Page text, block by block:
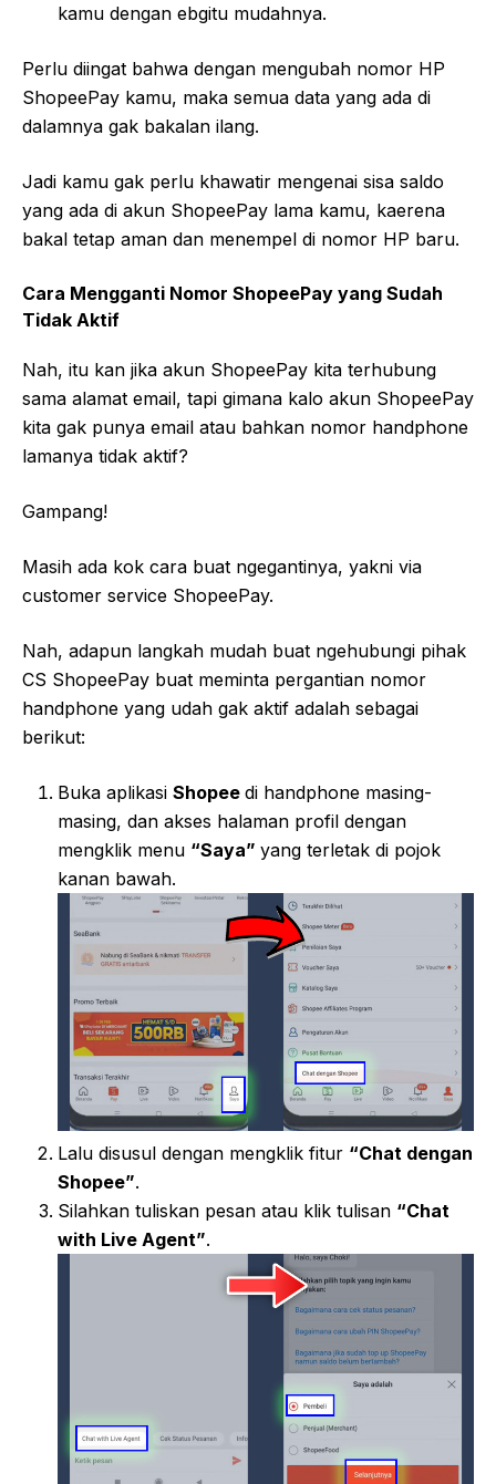
kamu dengan ebgitu mudahnya.
Perlu diingat bahwa dengan mengubah nomor HP
ShopeePay kamu, maka semua data yang ada di
dalamnya gak bakalan ilang.
Jadi kamu gak perlu khawatir mengenai sisa saldo
yang ada di akun ShopeePay lama kamu, kaerena
bakal tetap aman dan menempel di nomor HP baru.
Cara Mengganti Nomor ShopeePay yang Sudah
Tidak Aktif
Nah, itu kan jika akun ShopeePay kita terhubung
sama alamat email, tapi gimana kalo akun ShopeePay
kita gak punya email atau bahkan nomor handphone
lamanya tidak aktif?
Gampang!
Masih ada kok cara buat ngegantinya, yakni via
customer service ShopeePay.
Nah, adapun langkah mudah buat ngehubungi pihak
CS ShopeePay buat meminta pergantian nomor
handphone yang udah gak aktif adalah sebagai
berikut:
Buka aplikasi Shopee di handphone masing-
masing, dan akses halaman profil dengan
mengklik menu “Saya” yang terletak di pojok
kanan bawah.
Lalu disusul dengan mengklik fitur “Chat dengan
Shopee”.
Silahkan tuliskan pesan atau klik tulisan “Chat
with Live Agent”.